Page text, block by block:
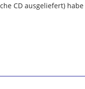
CD ausgeliefert) habe